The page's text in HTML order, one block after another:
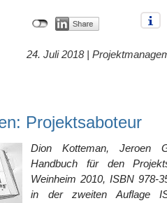
24. Juli 2018 |
Projektsaboteur
Dion Kotteman, Jeroen
Handbuch für den
Weinheim 2010, ISBN 978-
in der zweiten Auflage